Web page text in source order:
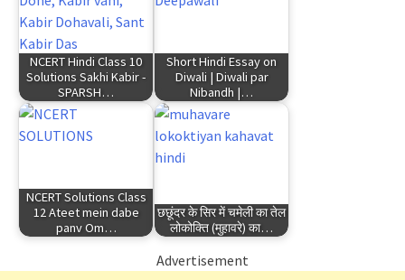
NCERT Hindi Class 10
Solutions Sakhi Kabir -
SPARSH…
Short Hindi Essay on
Diwali | Diwali par
Nibandh |…
NCERT Solutions Class
12 Ateet mein dabe
panv Om…
छछूंदर के सिर में चमेली का तेल
लोकोक्ति (मुहावरे) का…
Advertisement